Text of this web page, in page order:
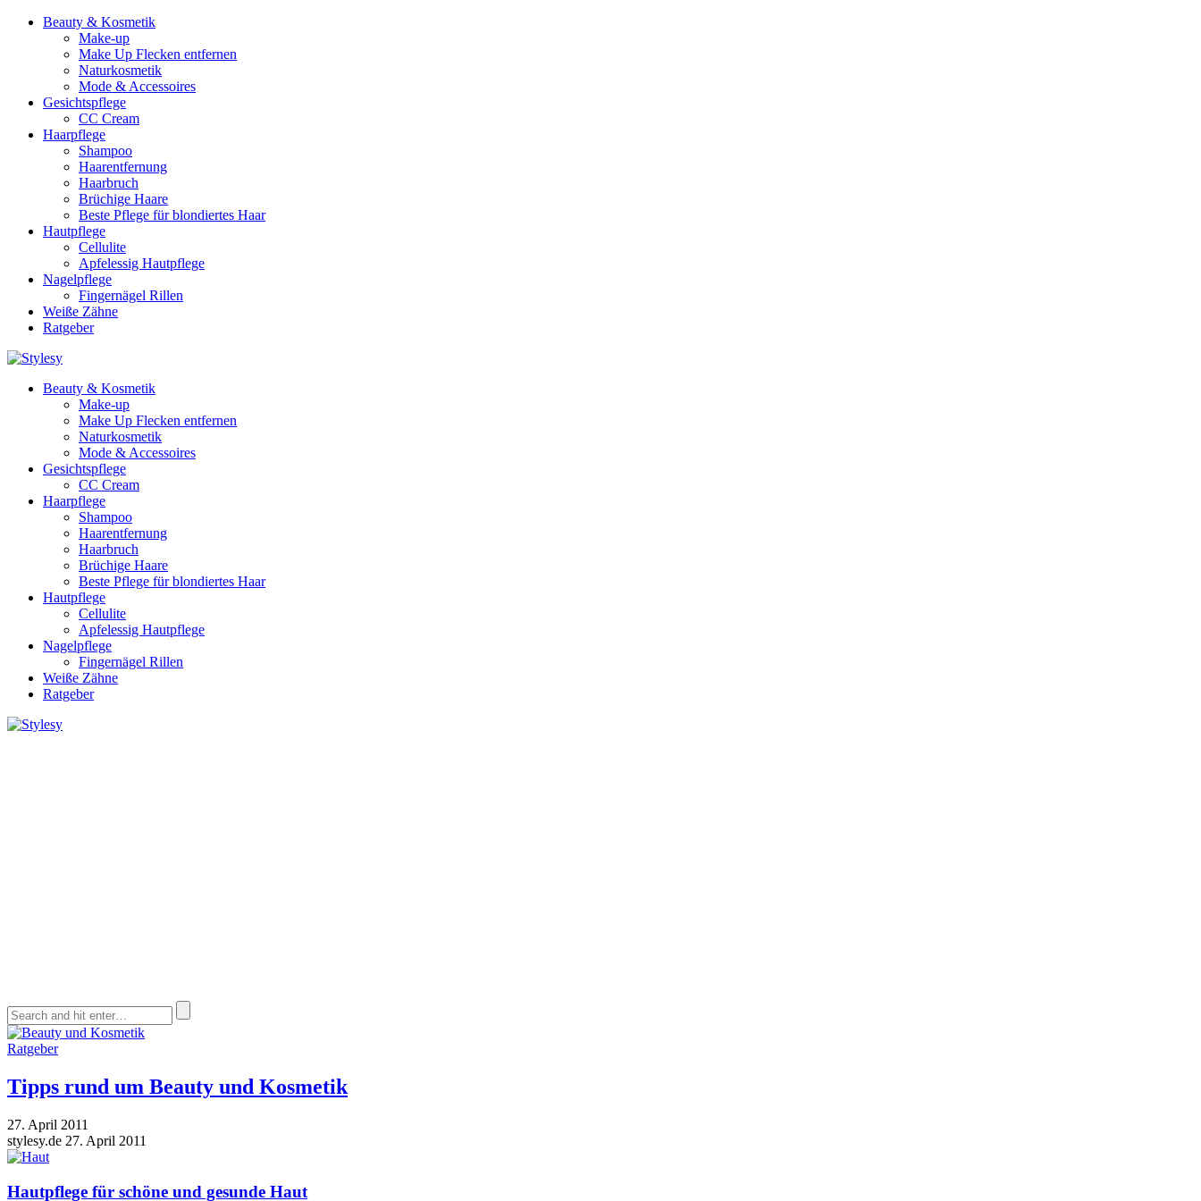
Beauty & Kosmetik
Make-up
Make Up Flecken entfernen
Naturkosmetik
Mode & Accessoires
Gesichtspflege
CC Cream
Haarpflege
Shampoo
Haarentfernung
Haarbruch
Brüchige Haare
Beste Pflege für blondiertes Haar
Hautpflege
Cellulite
Apfelessig Hautpflege
Nagelpflege
Fingernägel Rillen
Weiße Zähne
Ratgeber
Beauty & Kosmetik
Make-up
Make Up Flecken entfernen
Naturkosmetik
Mode & Accessoires
Gesichtspflege
CC Cream
Haarpflege
Shampoo
Haarentfernung
Haarbruch
Brüchige Haare
Beste Pflege für blondiertes Haar
Hautpflege
Cellulite
Apfelessig Hautpflege
Nagelpflege
Fingernägel Rillen
Weiße Zähne
Ratgeber
Ratgeber
Tipps rund um Beauty und Kosmetik
27. April 2011
stylesy.de 27. April 2011
Hautpflege für schöne und gesunde Haut